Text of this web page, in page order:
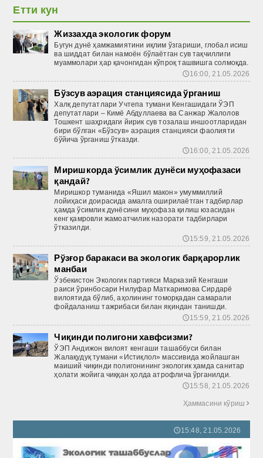
Етти кун
Жиззахда экологик форум
Бугун дунё ҳамжамиятини иқлим ўзгариши, глобал исиш
ва шиддат билан намоён бўлаётган сув тақчиллиги
муаммолари ҳар қачонгидан кўпроқ ташвишга солмоқда.
🕔16:00, 21.05.2026
Бўзсув аэрация станциясида ўрганиш
Халқ депутатлари Учтепа тумани Кенгашидаги ЎЭП
депутатлари – Кимё Абдуллаева ва Санжар Жалолов
Тошкент шаҳридаги йирик сув тозалаш иншоотларидан
бири бўлган «Бўзсув» аэрация станцияси фаолияти
бўйича ўрганиш ўтказди.
🕔16:00, 21.05.2026
Миришкорда ўсимлик дунёси муҳофазаси
қандай?
Миришкор туманида «Яшил макон» умуммиллий
лойиҳаси доирасида амалга оширилаётган тадбирлар
ҳамда ўсимлик дунёсини муҳофаза қилиш юзасидан
кенг қамровли жамоатчилик назорати тадбирлари
ўтказилди.
🕔15:59, 21.05.2026
Рўзғор баракаси ва экологик барқарорлик
манбаи
Ўзбекистон Экологик партияси Марказий Кенгаши
раиси ўринбосари Нилуфар Маткаримова Сирдарё
вилоятида бўлиб, аҳолининг томорқадан самарали
фойдаланиш тажрибаси билан яқиндан танишди.
🕔15:59, 21.05.2026
Чиқинди полигони хавфсизми?
ЎЭП Андижон вилоят кенгаши ташаббуси билан
Жалақудуқ тумани «Истиқлол» массивида жойлашган
маиший чиқинди полигонининг экологик ҳамда санитар
ҳолати жойига чиққан ҳолда атрофлича ўрганилди.
🕔15:58, 21.05.2026
Ҳаммасини кўриш
🕔15:48, 21.05.2026